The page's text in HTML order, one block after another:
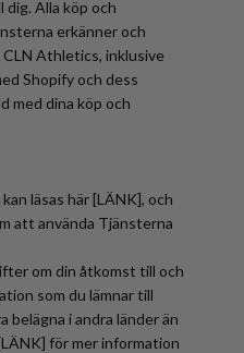
Alla köp och
erkänner och
Athletics, inklusive
Shopify och dess
med dina köp och
läsas här [LÄNK], och
att använda Tjänsterna
om din åtkomst till och
som du lämnar till
i andra länder än
för mer information